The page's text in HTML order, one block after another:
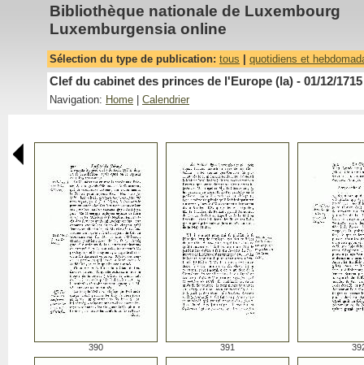
Bibliothèque nationale de Luxembourg
Luxemburgensia online
Sélection du type de publication: tous quotidiens et
Clef du cabinet des princes de l'Europe (la) - 01/12/1715
Navigation: Home Calendrier
390 391